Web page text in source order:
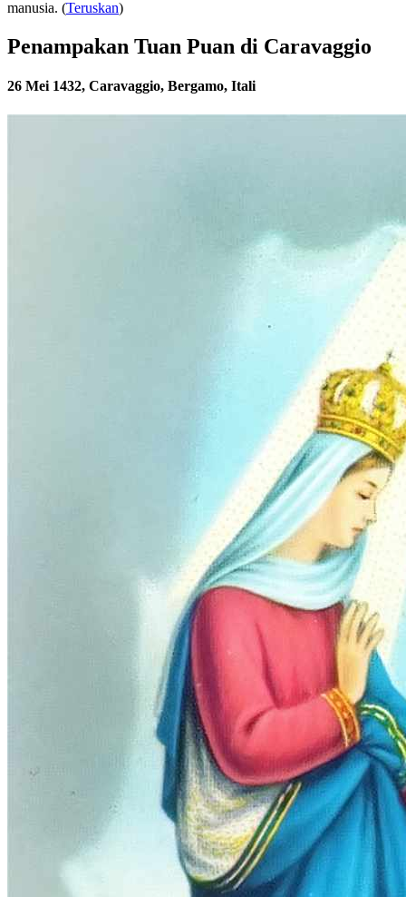
manusia. (Teruskan)
Penampakan Tuan Puan di Caravaggio
26 Mei 1432, Caravaggio, Bergamo, Itali